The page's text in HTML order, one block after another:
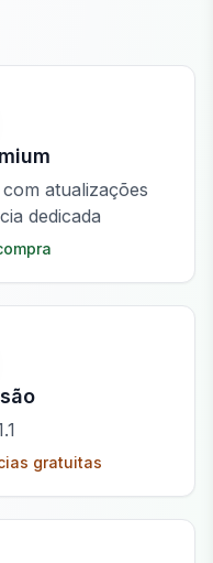
atualizações
dedicada
gratuitas